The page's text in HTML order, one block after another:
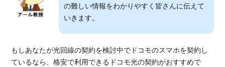
の難しい情報をわかりやすく皆さんに伝えて
いきます。
もしあなたが光回線の契約を検討中でドコモのスマホを契約し
ているなら、格安で利用できるドコモ光の契約がおすすめで